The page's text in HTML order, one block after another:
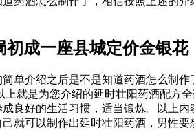
初成一座县城定价金银花
单介绍之后是不是知道药酒怎么制
就是为您介绍的延时壮阳药酒配
良好的生活习惯，适当锻炼。以上
就可以制作出延时壮阳药酒，男性